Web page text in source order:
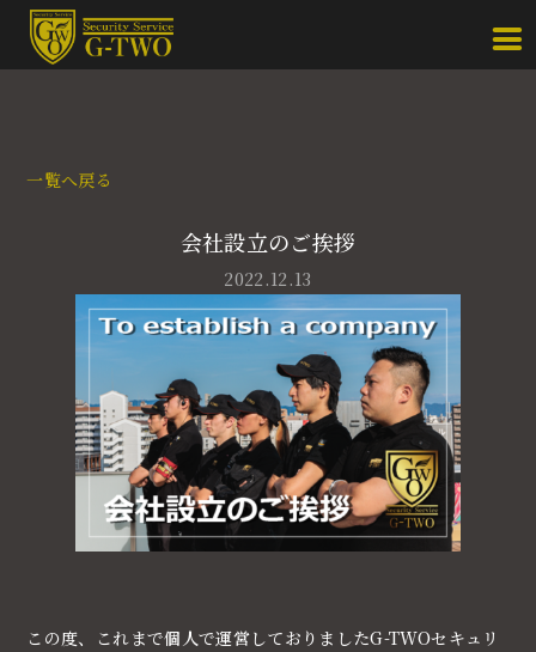
一覧へ戻る
会社設立のご挨拶
2022.12.13
この度、これまで個人で運営しておりましたG-TWOセキュリ